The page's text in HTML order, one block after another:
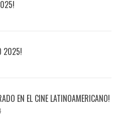
2025!
EN EL CINE LATINOAMERICANO!